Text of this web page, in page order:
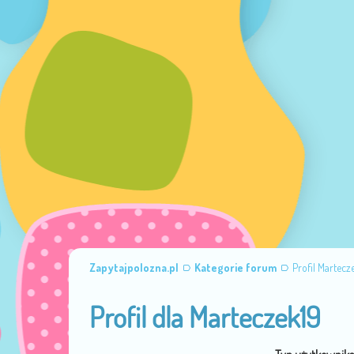
Zapytajpolozna.pl Kategorie forum Profil
Profil dla Marteczek19